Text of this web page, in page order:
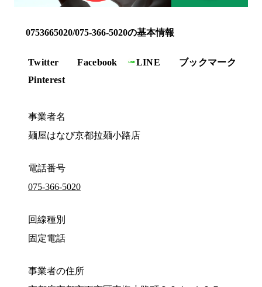
0753665020/075-366-5020の基本情報
Twitter Facebook LINE
ブックマーク
Pinterest
事業者名
麺屋はなび京都拉麺小路店
電話番号
075-366-5020
回線種別
固定電話
事業者の住所